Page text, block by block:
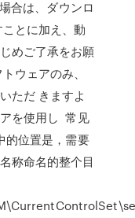
合は、ダウンロ
とに加え、動
めご了承をお願
ウェアのみ、
ただ きますよ
を使用し 常见
的位置是，需要
称命名的整个目